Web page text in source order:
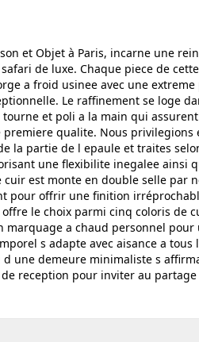
et Objet à Paris, incarne une
de luxe. Chaque piece de
a froid usinee avec une extreme
Le raffinement se loge
et poli a la main qui
qualite. Nous privilegions
la partie de l epaule et traites
une flexibilite inegalee ainsi
est monte en double selle par
pour offrir une finition
le choix parmi cinq coloris de
a chaud personnel
s adapte avec aisance a tous
une demeure minimaliste s
reception pour inviter au partage